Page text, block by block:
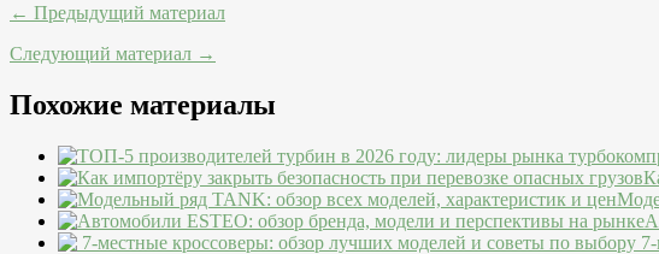
← Предыдущий материал
Следующий материал →
Похожие материалы